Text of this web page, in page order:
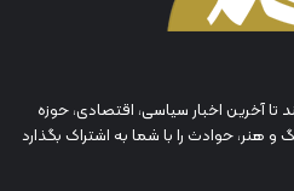
آخرین اخبار سیاسی، اقتصادی، حوزه
هنر، حوادث را با شما به اشتراک بگذارد